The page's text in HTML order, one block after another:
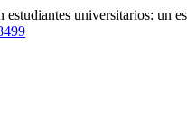
estudiantes universitarios: un